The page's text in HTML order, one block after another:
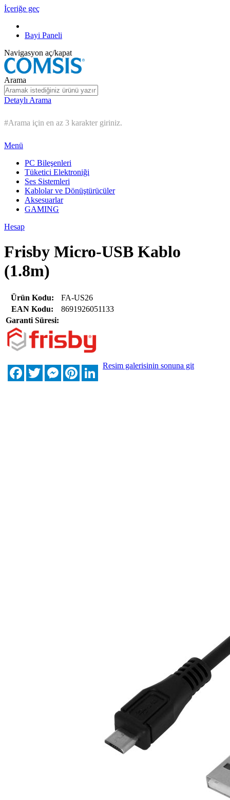
İçeriğe geç
Bayi Paneli
Navigasyon aç/kapat
Arama
Detaylı Arama
#Arama için en az 3 karakter giriniz.
Menü
PC Bileşenleri
Tüketici Elektroniği
Ses Sistemleri
Kablolar ve Dönüştürücüler
Aksesuarlar
GAMING
Hesap
Frisby Micro-USB Kablo
(1.8m)
Ürün Kodu:
FA-US26
EAN Kodu:
8691926051133
Garanti Süresi:
FacebookTwitterMessengerPinterestLinkedIn
Resim galerisinin sonuna git